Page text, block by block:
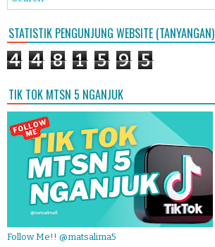
STATISTIK PENGUNJUNG WEBSITE (TANYANGAN)
4 4 8 1 5 9 5
TIK TOK MTSN 5 NGANJUK
Follow Me!! @matsalima5